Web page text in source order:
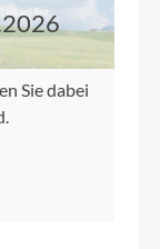
Sie dabei